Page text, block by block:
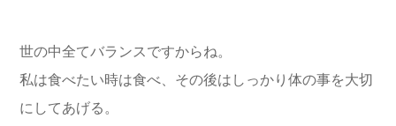
世の中全てバランスですからね。
私は食べたい時は食べ、その後はしっかり体の事を大切
にしてあげる。